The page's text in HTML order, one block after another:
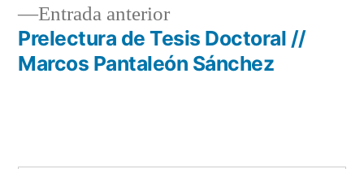
entradas
Entrada anteriorEntrada
anterior:
Prelectura de Tesis Doctoral //
Marcos Pantaleón Sánchez